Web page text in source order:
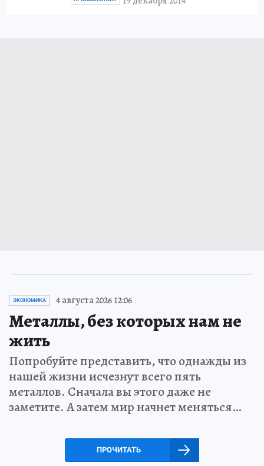
ЭКОНОМИКА 4 августа 2026 12:06
Металлы, без которых нам не
жить
Попробуйте представить, что однажды из
нашей жизни исчезнут всего пять
металлов. Сначала вы этого даже не
заметите. А затем мир начнет меняться…
ПРОЧИТАТЬ